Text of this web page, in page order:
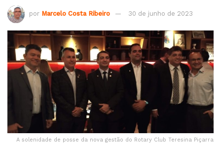
por Marcelo Costa Ribeiro 30 de junho de 2023
A solenidade de posse da nova gestão do Rotary Club Teresina Piçarra